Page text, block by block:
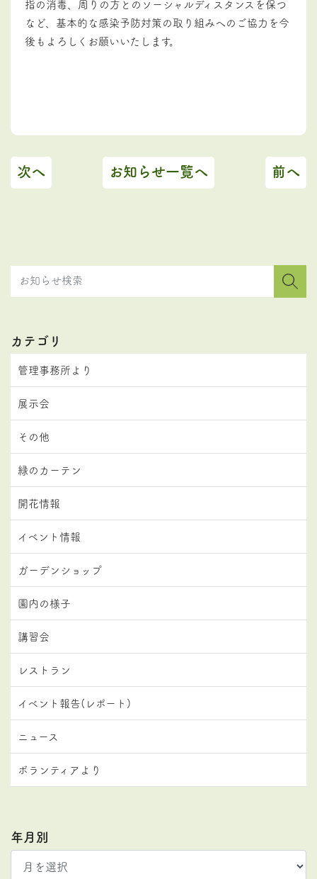
指の消毒、周りの方とのソーシャルディスタンスを保つ
など、基本的な感染予防対策の取り組みへのご協力を今
後もよろしくお願いいたします。
次へ お知らせ一覧へ 前へ
カテゴリ
管理事務所より
展示会
その他
緑のカーテン
開花情報
イベント情報
ガーデンショップ
園内の様子
講習会
レストラン
イベント報告(レポート)
ニュース
ボランティアより
年月別